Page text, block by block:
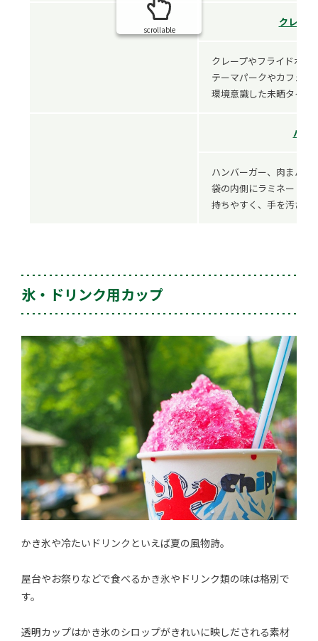
クレー
クレープやフライドポテ
テーマパークやカフェ、
環境意識した未晒タイプ
バー
ハンバーガー、肉まん、
袋の内側にラミネートし
持ちやすく、手を汚さず
scrollable
氷・ドリンク用カップ
かき氷や冷たいドリンクといえば夏の風物詩。
屋台やお祭りなどで食べるかき氷やドリンク類の味は格別で
す。
透明カップはかき氷のシロップがきれいに映しだされる素材